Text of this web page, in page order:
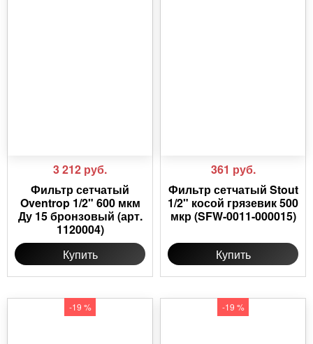
3 212 руб.
Фильтр сетчатый
Oventrop 1/2" 600 мкм
Ду 15 бронзовый (арт.
1120004)
Купить
361 руб.
Фильтр сетчатый Stout
1/2" косой грязевик 500
мкр (SFW-0011-000015)
Купить
-19 % -19 %